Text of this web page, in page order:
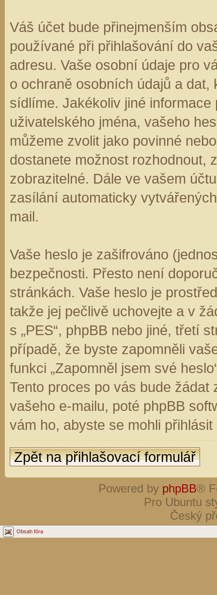
Váš účet bude přinejmenším
používané při přihlašování do
adresu. Vaše osobní údaje pro
o ochraně osobních údajů a
sídlíme. Jakékoliv jiné informace
uživatelského jména, vašeho
můžeme zvolit jako povinné
dostanete možnost rozhodnout,
zobrazitelné. Dále ve vašem
zasílání automaticky
mail.
Vaše heslo je zašifrováno
bezpečnosti. Přesto není
stránkách. Vaše heslo je
takže jej pečlivě uchovejte a v
s „PES“, phpBB nebo jiné, třetí
případě, že byste zapomněli
funkci „Zapomněl jsem své
Tento proces po vás bude
vašeho e-mailu, poté phpBB
vám ho, abyste se mohli
Zpět na přihlašovací formulář
Powered by phpBB®
Pro Ubuntu
Český
Obsah fóra